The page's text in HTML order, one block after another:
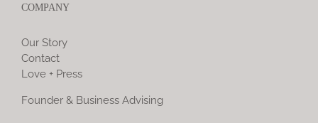
COMPANY
Our Story
Contact
Love + Press
Founder & Business Advising